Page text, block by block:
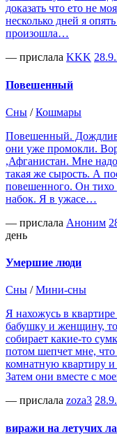
доказать что ето не
несколько дней я
произошла…
— прислала KKK
Повешенный
Сны /Кошмары
Повешенный.
они уже промокли.
,Афганистан. Мне
такая же сырость. А
повешенного. Он тихо
набок. Я в ужасе…
— прислала Аноним
день
Умершие люди
Сны /Мини-сны
Я нахожусь в
бабушку и женщину,
собирает какие-то
потом шепчет мне,
комнатную квартиру
Затем они вместе с
— прислала zoza3
виражи на летучих